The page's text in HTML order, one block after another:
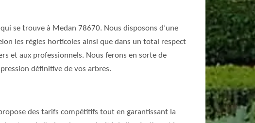
se trouve à Medan 78670. Nous disposons d’une
les règles horticoles ainsi que dans un total respect
et aux professionnels. Nous ferons en sorte de
définitive de vos arbres.
des tarifs compétitifs tout en garantissant la